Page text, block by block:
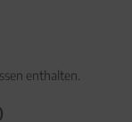
enthalten.